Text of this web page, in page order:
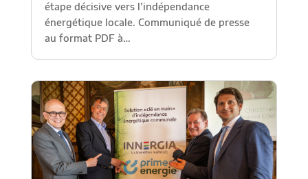
étape décisive vers l’indépendance
énergétique locale. Communiqué de presse
au format PDF à…